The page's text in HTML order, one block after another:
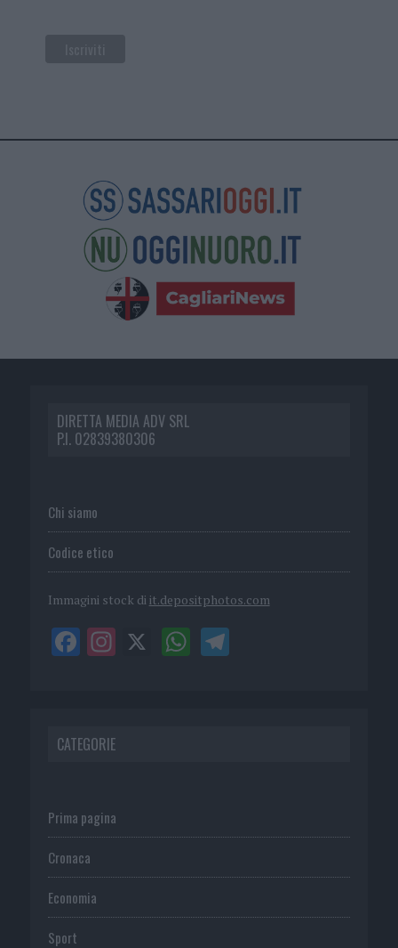
DIRETTA MEDIA ADV SRL
P.I. 02839380306
Chi siamo
Codice etico
Immagini stock di it.depositphotos.com
CATEGORIE
Prima pagina
Cronaca
Economia
Sport